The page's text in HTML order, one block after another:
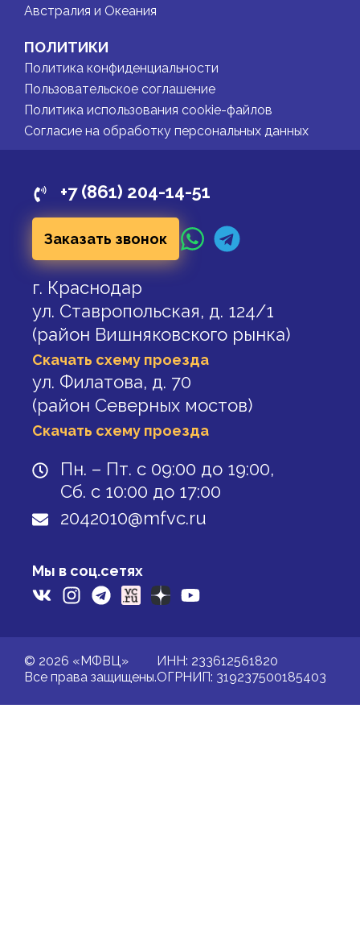
Австралия и Океания
ПОЛИТИКИ
Политика конфиденциальности
Пользовательское соглашение
Политика использования cookie-файлов
Согласие на обработку персональных данных
+7 (861) 204-14-51
Заказать звонок
г. Краснодар
ул. Ставропольская, д. 124/1
(район Вишняковского рынка)
Скачать схему проезда
ул. Филатова, д. 70
(район Северных мостов)
Скачать схему проезда
Пн. – Пт. с 09:00 до 19:00,
Сб. с 10:00 до 17:00
2042010@mfvc.ru
Мы в соц.сетях
© 2026 «МФВЦ»
Все права защищены.
ИНН: 233612561820
ОГРНИП: 319237500185403